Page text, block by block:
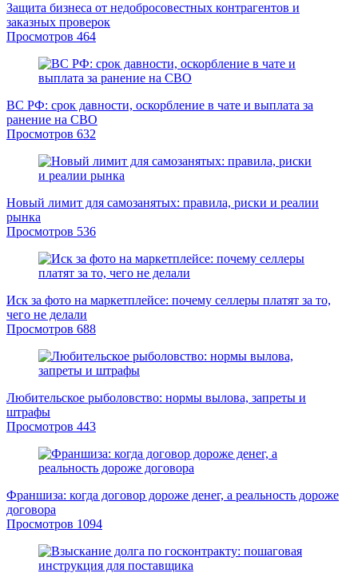
Защита бизнеса от недобросовестных контрагентов и
заказных проверок
Просмотров 464
ВС РФ: срок давности, оскорбление в чате и выплата за
ранение на СВО
Просмотров 632
Новый лимит для самозанятых: правила, риски и реалии
рынка
Просмотров 536
Иск за фото на маркетплейсе: почему селлеры платят за то,
чего не делали
Просмотров 688
Любительское рыболовство: нормы вылова, запреты и
штрафы
Просмотров 443
Франшиза: когда договор дороже денег, а реальность дороже
договора
Просмотров 1094